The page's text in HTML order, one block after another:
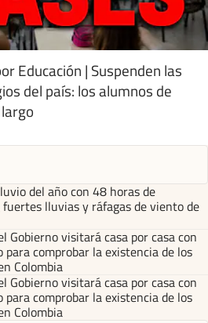
Educación | Suspenden las
del país: los alumnos de
del año con 48 horas de
lluvias y ráfagas de viento de
Gobierno visitará casa por casa con
comprobar la existencia de los
Colombia
Gobierno visitará casa por casa con
comprobar la existencia de los
Colombia